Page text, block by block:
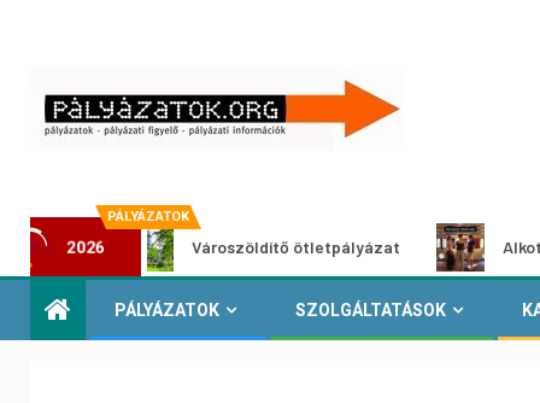
PÁLYÁZATOK
2026 Városzöldítő ötletpályázat Alkotói
PÁLYÁZATOK SZOLGÁLTATÁSOK